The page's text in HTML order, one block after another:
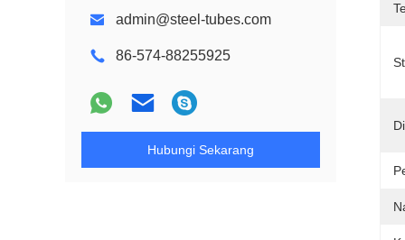
admin@steel-tubes.com
86-574-88255925
Hubungi Sekarang